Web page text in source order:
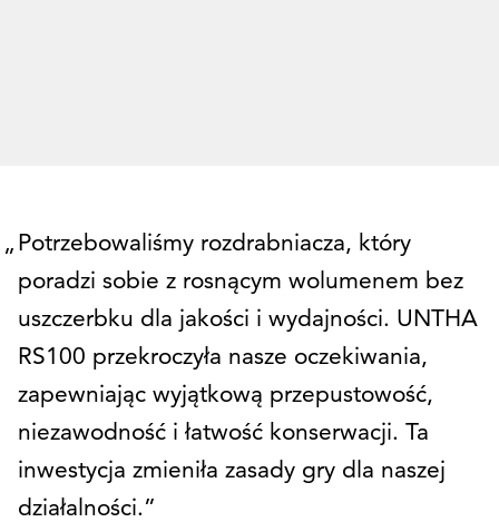
Potrzebowaliśmy rozdrabniacza, który
poradzi sobie z rosnącym wolumenem bez
uszczerbku dla jakości i wydajności. UNTHA
RS100 przekroczyła nasze oczekiwania,
zapewniając wyjątkową przepustowość,
niezawodność i łatwość konserwacji. Ta
inwestycja zmieniła zasady gry dla naszej
działalności.